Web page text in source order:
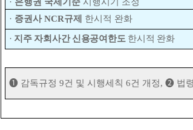
· 증권사NCR규제 한시적 완화
· 지주 자회사간 신용공여한도 한시적 완화
❶ 감독규정 9건 및 시행세칙 6건 개정, ❷ 법